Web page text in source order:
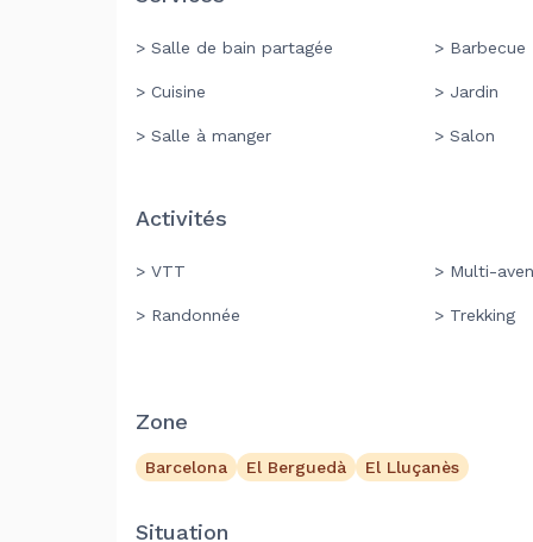
> Salle de bain partagée > Barbecue
> Cuisine > Jardin
> Salle à manger > Salon
Activités
> VTT > Multi-
> Randonnée > Trekking
Zone
Barcelona El Berguedà El Lluçanès
Situation